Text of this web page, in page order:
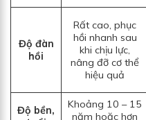
Độ đàn
hồi
Rất cao, phục
hồi nhanh sau
khi chịu lực,
nâng đỡ cơ thể
hiệu quả
Độ bền,
Khoảng 10 – 15
năm hoặc hơn